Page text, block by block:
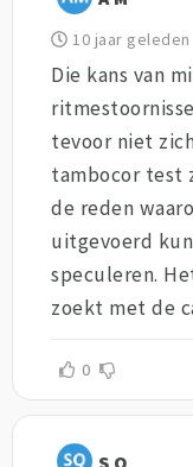
10 jaar geleden
Die kans van
tevoor niet
tambocor test
de reden
uitgevoerd
speculeren.
zoekt met de
0